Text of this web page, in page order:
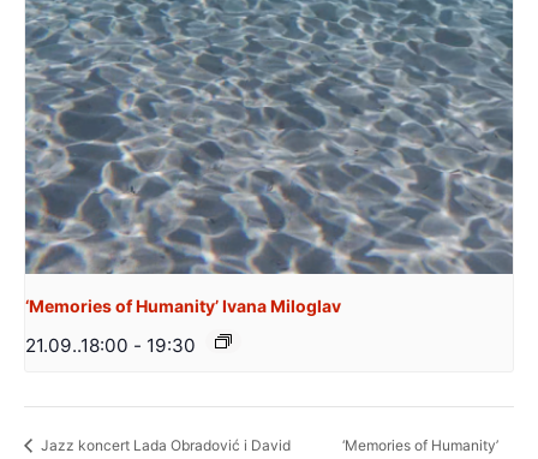
‘Memories of Humanity’ Ivana Miloglav
21.09..18:00 - 19:30
Jazz koncert Lada Obradović i David
‘Memories of Humanity’